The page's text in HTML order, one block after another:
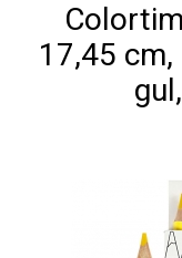
17,45 cm,